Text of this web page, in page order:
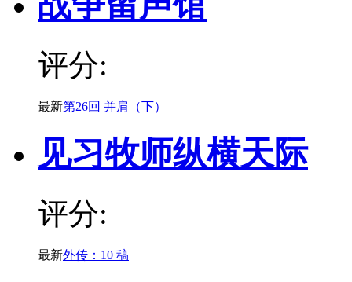
评分:
最新第26回 并肩（下）
见习牧师纵横天际
评分:
最新外传：10 稿